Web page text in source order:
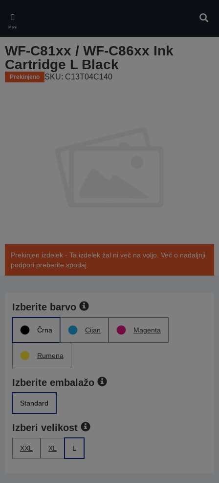
main
content
Meni
WF-C81xx / WF-C86xx Ink
Cartridge L Black
Prekinjeno SKU: C13T04C140
Prekinjen izdelek - Ta izdelek žal ni več na voljo. Več o nadaljnji
podpori preberite spodaj.
Izberite barvo
Črna Cijan Magenta
Rumena
Izberite embalažo
Standard
Izberi velikost
XXL XL L